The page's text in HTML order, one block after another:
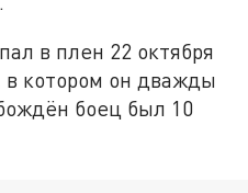
в плен 22 октября
в котором он дважды
боец был 10